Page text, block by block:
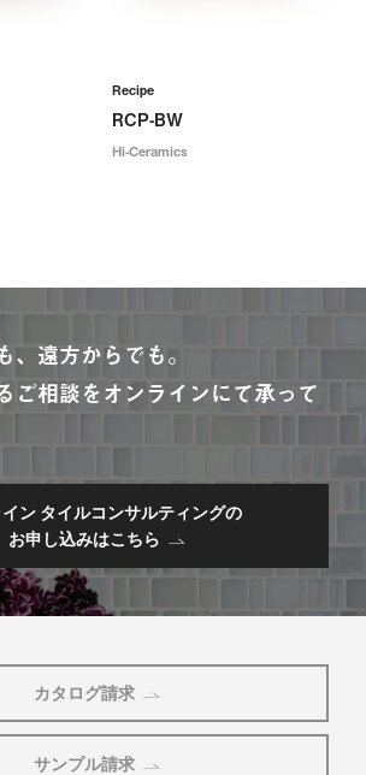
Recipe
RCP-BW
Hi-Ceramics
、遠方からでも。
ご相談をオンラインにて承って
ン タイルコンサルティングの
お申し込みはこちら
カタログ請求
サンプル請求